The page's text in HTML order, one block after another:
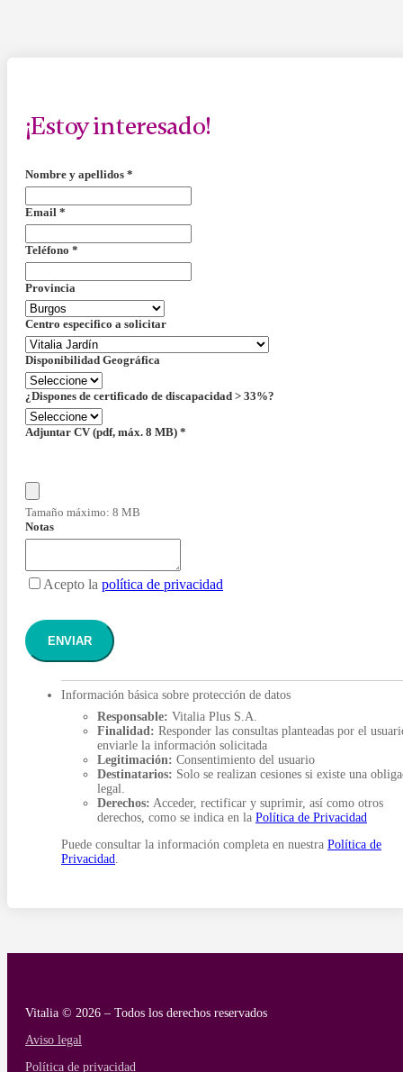
¡Estoy interesado!
Nombre y apellidos *
Email *
Teléfono *
Provincia
Centro especifico a solicitar
Disponibilidad Geográfica
¿Dispones de certificado de discapacidad > 33%?
Adjuntar CV (pdf, máx. 8 MB) *
Tamaño máximo: 8 MB
Notas
Acepto la política de privacidad
ENVIAR
Información básica sobre protección de datos
Responsable: Vitalia Plus S.A.
Finalidad: Responder las consultas planteadas por el
enviarle la información solicitada
Legitimación: Consentimiento del usuario
Destinatarios: Solo se realizan cesiones si existe una
legal.
Derechos: Acceder, rectificar y suprimir, así como otros
derechos, como se indica en la Política de Privacidad
Puede consultar la información completa en nuestra Política de
Privacidad
Vitalia © 2026 – Todos los derechos reservados
Aviso legal
Política de privacidad